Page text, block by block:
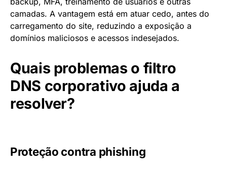
camadas. A vantagem está em atuar cedo, antes do
carregamento do site, reduzindo a exposição a
domínios maliciosos e acessos indesejados.
Quais problemas o filtro
DNS corporativo ajuda a
resolver?
Proteção contra phishing